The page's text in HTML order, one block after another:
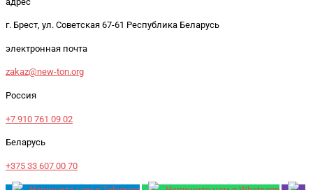
г. Брест, ул. Советская 67-61 Республика Беларусь
электронная почта
zakaz@new-ton.org
Россия
+7 910 761 09 02
Беларусь
+375 33 607 00 70